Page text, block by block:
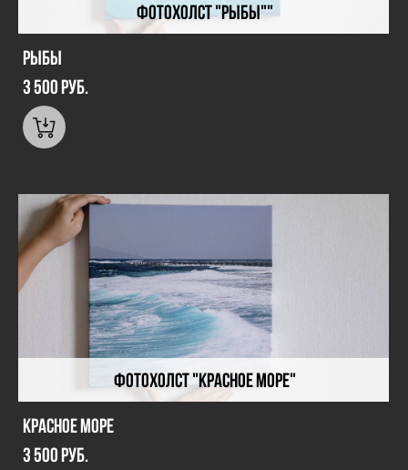
Фотохолст "Рыбы""
Рыбы
3 500 pуб.
Фотохолст "Красное море"
Красное море
3 500 pуб.